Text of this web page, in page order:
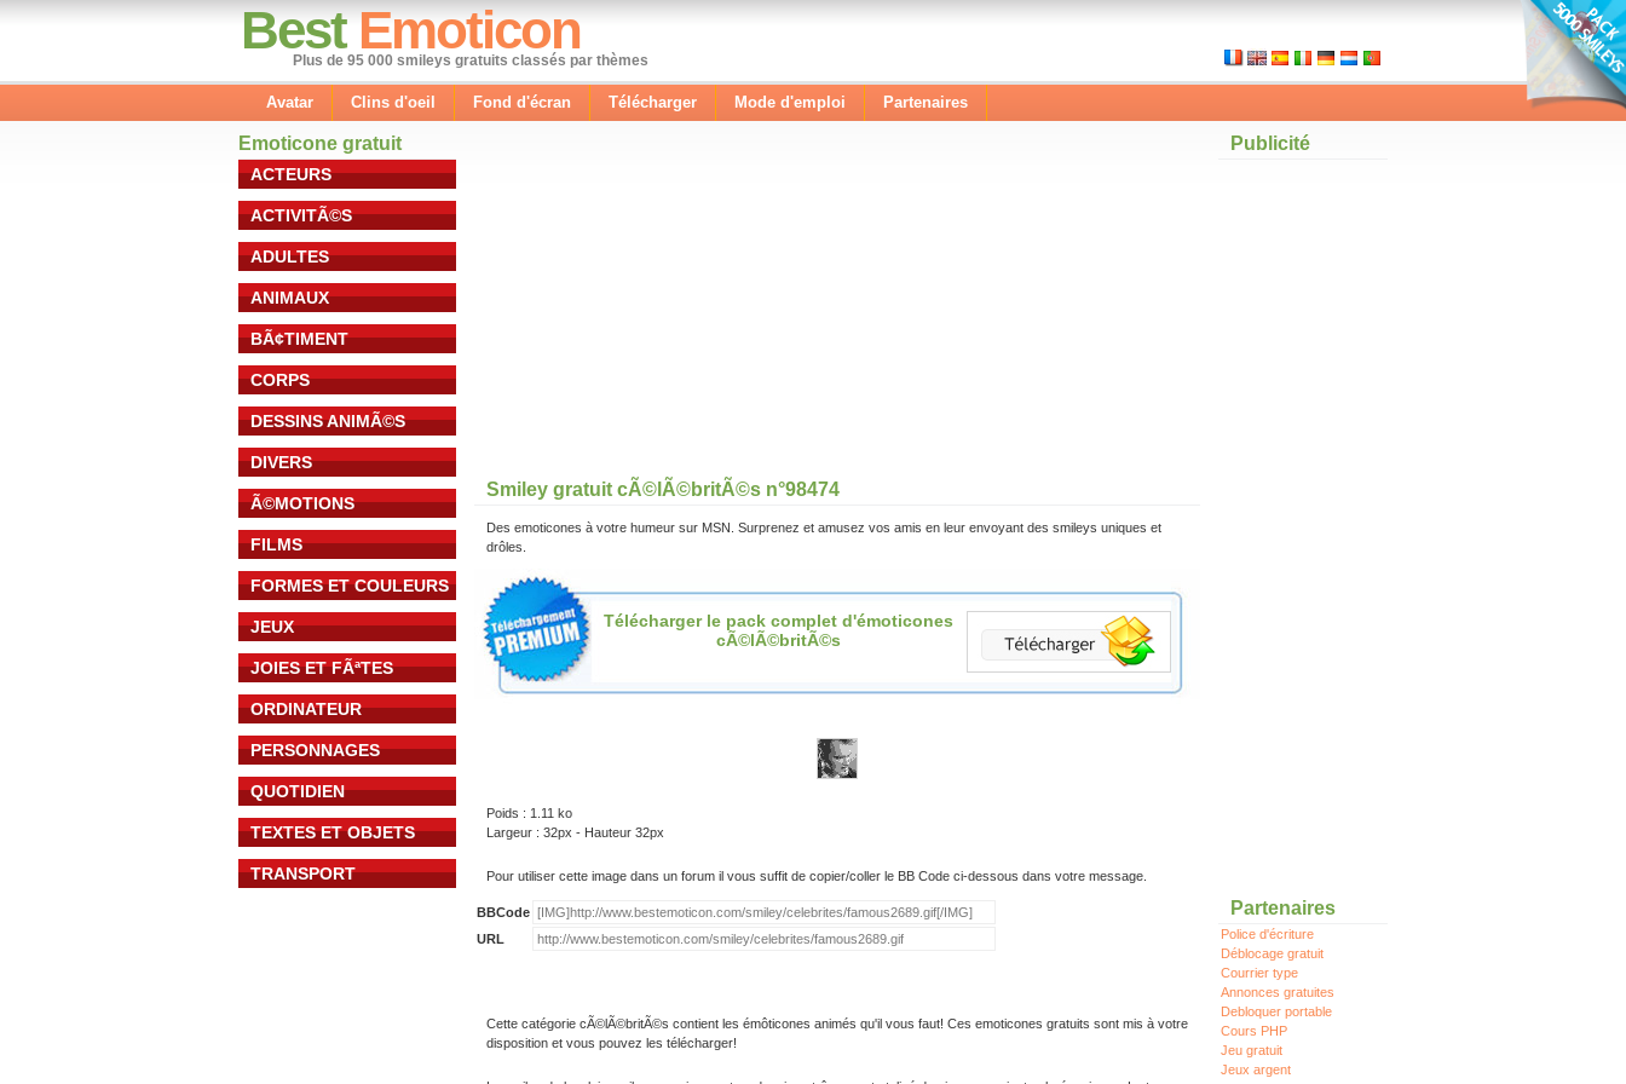
Best Emoticon
Plus de 95 000 smileys gratuits classés par thèmes
Avatar Clins d'oeil Fond d'écran Télécharger Mode d'emploi Partenaires
Emoticone gratuit
ACTEURS
ACTIVITÃ©S
ADULTES
ANIMAUX
BÃ¢TIMENT
CORPS
DESSINS ANIMÃ©S
DIVERS
Ã©MOTIONS
FILMS
FORMES ET COULEURS
JEUX
JOIES ET FÃªTES
ORDINATEUR
PERSONNAGES
QUOTIDIEN
TEXTES ET OBJETS
TRANSPORT
Smiley gratuit cÃ©lÃ©britÃ©s n°98474
Des emoticones à votre humeur sur MSN. Surprenez et amusez vos amis en leur envoyant des smileys uniques et
drôles.
Télécharger le pack complet d'émoticones
cÃ©lÃ©britÃ©s
Poids : 1.11 ko
Largeur : 32px - Hauteur 32px
Pour utiliser cette image dans un forum il vous suffit de copier/coller le BB Code ci-dessous dans votre message.
BBCode
URL
Cette catégorie cÃ©lÃ©britÃ©s contient les émôticones animés qu'il vous faut! Ces emoticones gratuits sont mis à votre
disposition et vous pouvez les télécharger!
Publicité
Partenaires
Police d'écriture
Déblocage gratuit
Courrier type
Annonces gratuites
Debloquer portable
Cours PHP
Jeu gratuit
Jeux argent